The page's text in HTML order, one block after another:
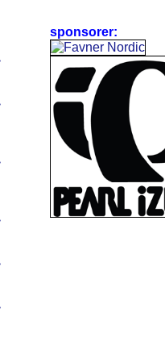
sponsorer: